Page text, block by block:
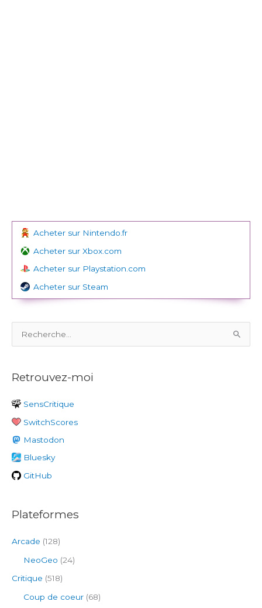
Acheter sur Nintendo.fr
Acheter sur Xbox.com
Acheter sur Playstation.com
Acheter sur Steam
e
h
r
c
h
e
r
Retrouvez-moi
SensCritique
SwitchScores
Mastodon
Bluesky
GitHub
Plateformes
Arcade (128)
NeoGeo (24)
Critique (518)
Coup de coeur (68)